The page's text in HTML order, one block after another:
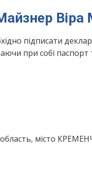
Віра
підписати
при собі паспорт
місто